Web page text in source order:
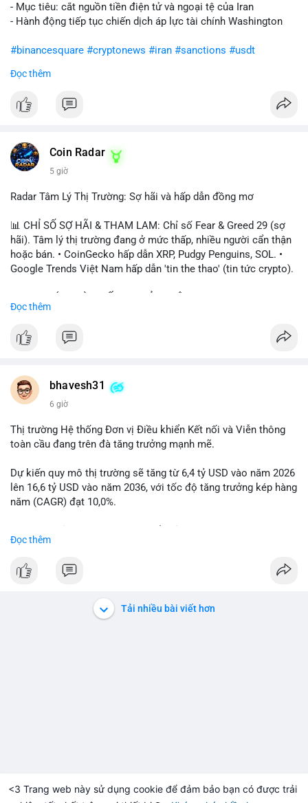
<3 Trang web này sử dụng cookie để đảm bảo bạn có được trải
- Mục tiêu: cắt nguồn tiền điện tử và ngoại tệ của Iran
- Hành động tiếp tục chiến dịch áp lực tài chính Washington
#binancesquare #cryptonews #iran #sanctions #usdt
$usdt
#vlikevn #titanbot
Đọc thêm
Coin Radar
5 giờ
Radar Tâm Lý Thị Trường: Sợ hãi và hấp dẫn đồng mơ
📊 CHỈ SỐ SỢ HÃI & THAM LAM: Chỉ số Fear & Greed 29 (sợ
hãi). Tâm lý thị trường đang ở mức thấp, nhiều người cẩn thận
hoặc bán. • CoinGecko hấp dẫn XRP, Pudgy Penguins, SOL. •
Google Trends Việt Nam hấp dẫn 'tin the thao' (tin tức crypto).
ONDO, CASHCAT. • Chủ đề 'tô thị ty na' (tỷ giá) và 'giao thông'
BTC breakout và lệnh long/short.
định crypto là 'vấn đề lớn' giúp giảm áp lực USD. • Binance hỗ
trợ cổ phiếu Apple/IBM. • Bài đăng hấp dẫn về $HFT, $SKYAI,
💡 NHẬN ĐỊNH & KHUYẾN NGHỊ: Tâm lý thị trường đang phân
coin (PENGU, CASHCAT) và tin cậy từ các dự án lớn (BTC,
SOL). Rủi ro tăng nếu không có thông tin rõ ràng về quy định.
Đọc thêm
bhavesh31
6 giờ
Thị trường Hệ thống Đơn vị Điều khiển Kết nối và Viễn thông
toàn cầu đang trên đà tăng trưởng mạnh mẽ.
Dự kiến quy mô thị trường sẽ tăng từ 6,4 tỷ USD vào năm 2026
lên 16,6 tỷ USD vào năm 2036, với tốc độ tăng trưởng kép hàng
năm (CAGR) đạt 10,0%.
trong các lĩnh vực ô tô, logistics và thiết bị thông minh.
Doanh nghiệp cần theo dõi xu hướng này để nắm bắt cơ hội
Đọc thêm
Tải nhiều bài viết hơn